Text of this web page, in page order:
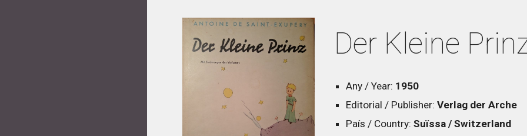
Der Kleine
Any / Year: 1950
Editorial / Publisher: Verlag der Arche
País / Country: Suïssa / Switzerland